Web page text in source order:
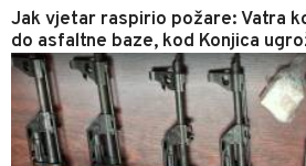
Jak vjetar raspirio požare: Vatra
do asfaltne baze, kod Konjica